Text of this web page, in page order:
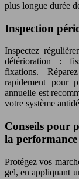
plus longue durée
Inspection
Inspectez
détérioration :
fixations.
rapidement pour
annuelle est
votre système
Conseils pour
la performance
Protégez vos
gel, en appliquant